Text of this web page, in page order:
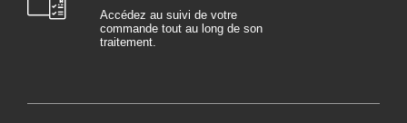
Accédez au suivi de votre
commande tout au long de son
traitement.